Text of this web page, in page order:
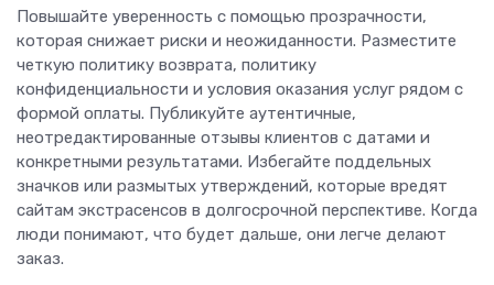
Повышайте уверенность с помощью прозрачности,
которая снижает риски и неожиданности. Разместите
четкую политику возврата, политику
конфиденциальности и условия оказания услуг рядом с
формой оплаты. Публикуйте аутентичные,
неотредактированные отзывы клиентов с датами и
конкретными результатами. Избегайте поддельных
значков или размытых утверждений, которые вредят
сайтам экстрасенсов в долгосрочной перспективе. Когда
люди понимают, что будет дальше, они легче делают
заказ.